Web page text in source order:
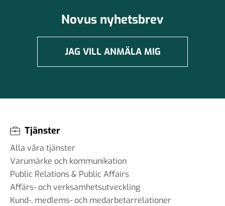
Novus nyhetsbrev
JAG VILL ANMÄLA MIG
Tjänster
Alla våra tjänster
Varumärke och kommunikation
Public Relations & Public Affairs
Affärs- och verksamhetsutveckling
Kund-, medlems- och medarbetarrelationer